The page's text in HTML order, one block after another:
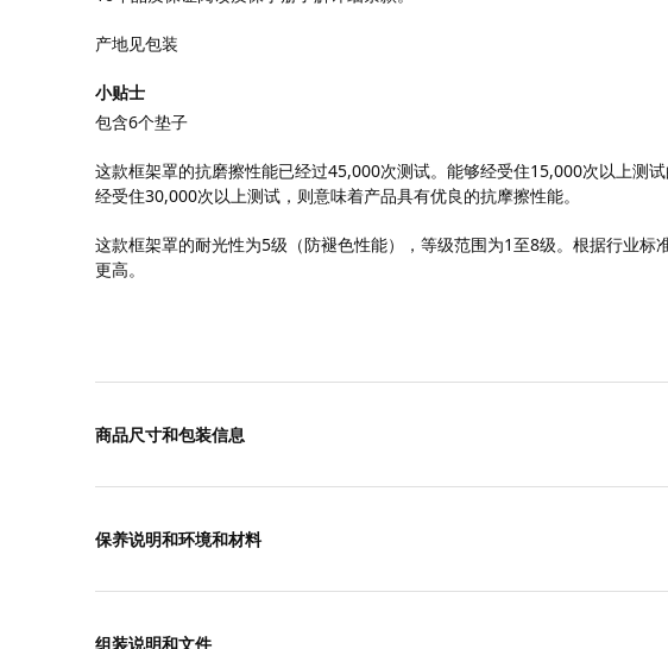
产地见包装
小贴士
包含6个垫子
这款框架罩的抗磨擦性能已经过45,000次测试。能够经受住15,000次以上测
经受住30,000次以上测试，则意味着产品具有优良的抗摩擦性能。
这款框架罩的耐光性为5级（防褪色性能），等级范围为1至8级。根据行业标
更高。
商品尺寸和包装信息
保养说明和环境和材料
组装说明和文件